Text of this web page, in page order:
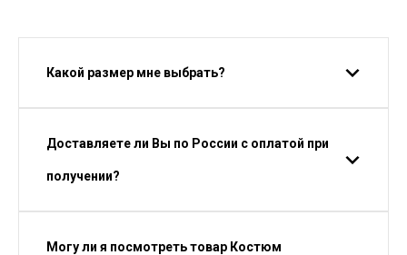
Какой размер мне выбрать?
Доставляете ли Вы по России с оплатой при
получении?
Могу ли я посмотреть товар Костюм